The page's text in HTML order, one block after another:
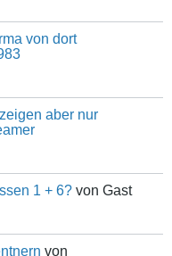
von dort
aber nur
1 + 6? von Gast
von